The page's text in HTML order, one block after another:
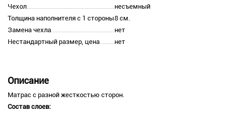
Чехол
несъемный
Толщина наполнителя с 1 стороны8 см.
Замена чехла
нет
Нестандартный размер, цена
нет
Описание
Матрас с разной жесткостью сторон.
Состав слоев: